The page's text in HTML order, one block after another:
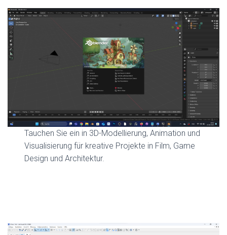
Tauchen Sie ein in 3D-Modellierung, Animation und
Visualisierung für kreative Projekte in Film, Game
Design und Architektur.